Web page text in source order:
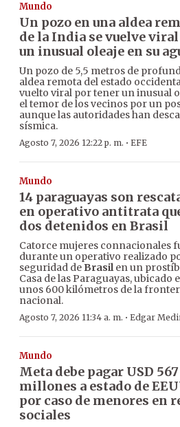
Mundo
Un pozo en una aldea
de la India se vuelve
un inusual oleaje en su
Un pozo de 5,5 metros de
aldea remota del estado
vuelto viral por tener un inusual
el temor de los vecinos por un
aunque las autoridades han
sísmica.
Agosto 7, 2026 12:22 p. m. · EFE
Mundo
14 paraguayas son
en operativo antitrata
dos detenidos en Brasil
Catorce mujeres connacionales
durante un operativo realizado
seguridad de Brasilen un
Casa de las Paraguayas, ubicado
unos 600 kilómetros de la
nacional.
Agosto 7, 2026 11:34 a. m. · Edgar
Mundo
Meta debe pagar USD 567
millones a estado de
por caso de menores en
sociales